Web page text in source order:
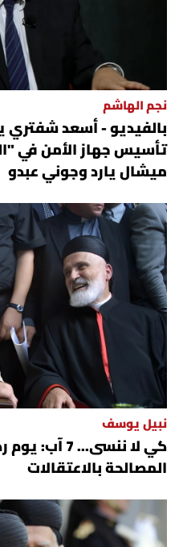
نجم الهاشم
تأسيس جهاز الأمن في
ميشال يارد وجوني عبدو
نبيل يوسف
كي لا ننسى...
المصالحة بالاعتقالات